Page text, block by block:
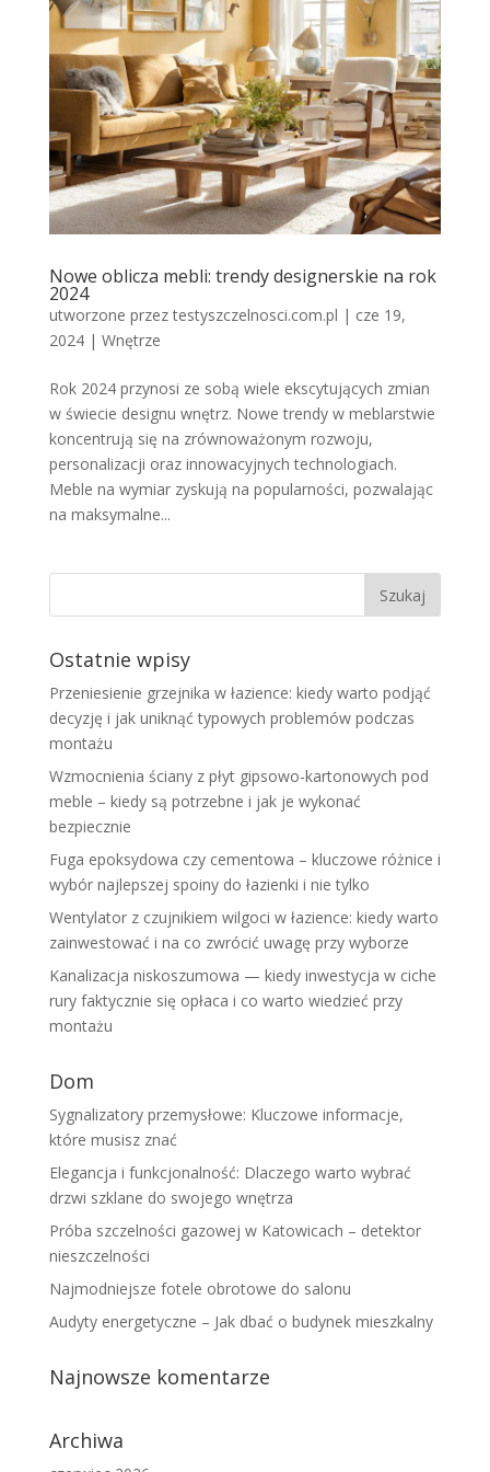
Nowe oblicza mebli: trendy designerskie na rok
2024
utworzone przeztestyszczelnosci.com.pl | cze 19,
2024| Wnętrze
Rok 2024 przynosi ze sobą wiele ekscytujących zmian
w świecie designu wnętrz. Nowe trendy w meblarstwie
koncentrują się na zrównoważonym rozwoju,
personalizacji oraz innowacyjnych technologiach.
Meble na wymiar zyskują na popularności, pozwalając
na maksymalne...
Ostatnie wpisy
Przeniesienie grzejnika w łazience: kiedy warto podjąć
decyzję i jak uniknąć typowych problemów podczas
montażu
Wzmocnienia ściany z płyt gipsowo-kartonowych pod
meble – kiedy są potrzebne i jak je wykonać
bezpiecznie
Fuga epoksydowa czy cementowa – kluczowe różnice i
wybór najlepszej spoiny do łazienki i nie tylko
Wentylator z czujnikiem wilgoci w łazience: kiedy warto
zainwestować i na co zwrócić uwagę przy wyborze
Kanalizacja niskoszumowa — kiedy inwestycja w ciche
rury faktycznie się opłaca i co warto wiedzieć przy
montażu
Dom
Sygnalizatory przemysłowe: Kluczowe informacje,
które musisz znać
Elegancja i funkcjonalność: Dlaczego warto wybrać
drzwi szklane do swojego wnętrza
Próba szczelności gazowej w Katowicach – detektor
nieszczelności
Najmodniejsze fotele obrotowe do salonu
Audyty energetyczne – Jak dbać o budynek mieszkalny
Najnowsze komentarze
Archiwa